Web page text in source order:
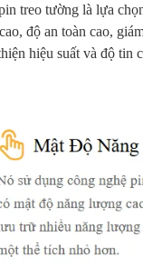
treo tường là lựa
độ an toàn cao,
hiệu suất và độ tin